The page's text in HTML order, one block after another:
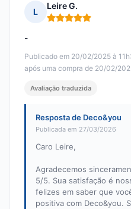
L
Leire G.
Nota: 5 em 5
Publicado em 20/02/2025 à
após uma compra de 20/02/
-
Avaliação traduzida
Resposta de Deco&you
Publicada em 27/03/2026
Caro Leire,
Agradecemos
5/5. Sua satisfação é
felizes em saber que
positiva com Deco&you.